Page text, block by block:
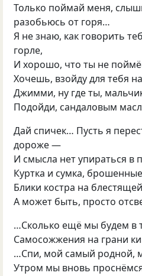
Только поймай меня,
разобьюсь от горя…
Я не знаю, как говорить
горле,
И хорошо, что ты не
Хочешь, взойду для тебя
Джимми, ну где ты,
Подойди, сандаловым
Дай спичек… Пусть я
дороже —
И смысла нет упираться
Куртка и сумка,
Блики костра на
А может быть, просто
…Сколько ещё мы будем
Самосожжения на грани
…Спи, мой самый
Утром мы вновь